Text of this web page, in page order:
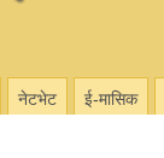
नेटभेट ई-मासिक